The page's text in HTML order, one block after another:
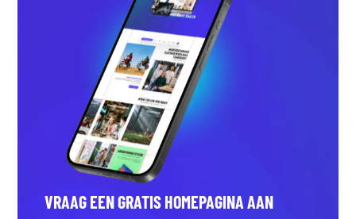
VRAAG EEN GRATIS HOMEPAGINA AAN